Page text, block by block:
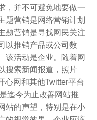
，并不可避免地要做一
题营销是网络营销计划
题营销是寻找网民关注
以推销产品或公司数
该活动是企业。随着网
搜索新闻报道，照片
心网和其他Twitter平台
迄今为止改善网站推
站的声望，特别是在小